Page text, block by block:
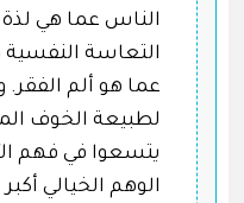
الناس عما هي لذة
التعاسة النفسية
عما هو ألم الفقر.
لطبيعة الخوف
يتسعوا في فهم
الوهم الخيالي